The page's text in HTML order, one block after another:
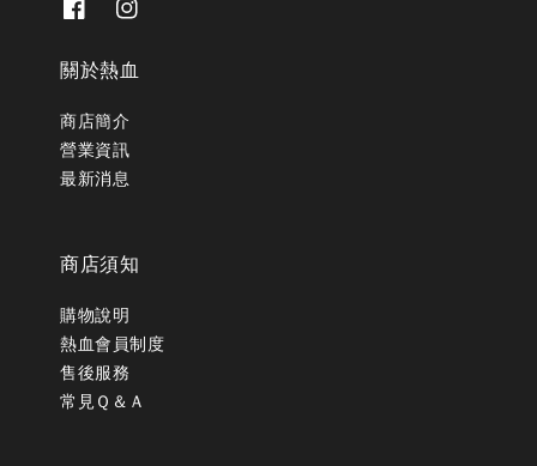
關於熱血
商店簡介
營業資訊
最新消息
商店須知
購物說明
熱血會員制度
售後服務
常見Ｑ＆Ａ